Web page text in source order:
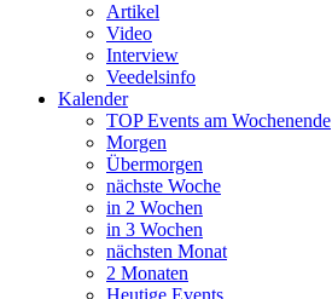
Artikel
Video
Interview
Veedelsinfo
Kalender
TOP Events am Wochenende
Morgen
Übermorgen
nächste Woche
in 2 Wochen
in 3 Wochen
nächsten Monat
2 Monaten
Heutige Events